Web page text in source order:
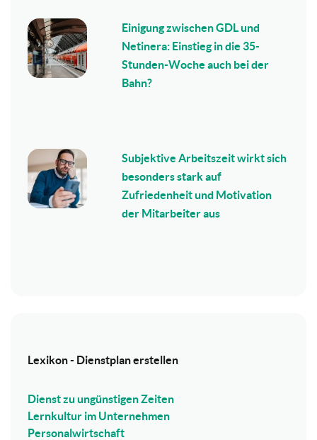
Einigung zwischen GDL und
Netinera: Einstieg in die 35-
Stunden-Woche auch bei der
Bahn?
Subjektive Arbeitszeit wirkt sich
besonders stark auf
Zufriedenheit und Motivation
der Mitarbeiter aus
Lexikon - Dienstplan erstellen
Dienst zu ungünstigen Zeiten
Lernkultur im Unternehmen
Personalwirtschaft